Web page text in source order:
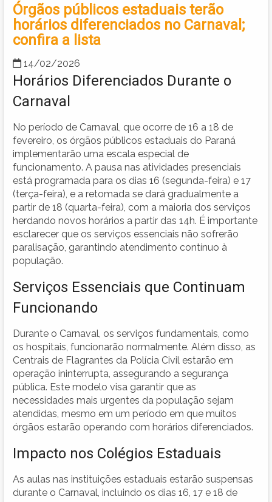
Órgãos públicos estaduais terão
horários diferenciados no Carnaval;
confira a lista
14/02/2026
Horários Diferenciados Durante o
Carnaval
No período de Carnaval, que ocorre de 16 a 18 de
fevereiro, os órgãos públicos estaduais do Paraná
implementarão uma escala especial de
funcionamento. A pausa nas atividades presenciais
está programada para os dias 16 (segunda-feira) e 17
(terça-feira), e a retomada se dará gradualmente a
partir de 18 (quarta-feira), com a maioria dos serviços
herdando novos horários a partir das 14h. É importante
esclarecer que os serviços essenciais não sofrerão
paralisação, garantindo atendimento contínuo à
população.
Serviços Essenciais que Continuam
Funcionando
Durante o Carnaval, os serviços fundamentais, como
os hospitais, funcionarão normalmente. Além disso, as
Centrais de Flagrantes da Polícia Civil estarão em
operação ininterrupta, assegurando a segurança
pública. Este modelo visa garantir que as
necessidades mais urgentes da população sejam
atendidas, mesmo em um período em que muitos
órgãos estarão operando com horários diferenciados.
Impacto nos Colégios Estaduais
As aulas nas instituições estaduais estarão suspensas
durante o Carnaval, incluindo os dias 16, 17 e 18 de